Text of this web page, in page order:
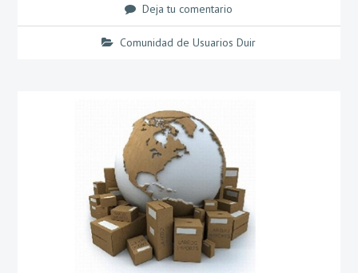
Deja tu comentario
Comunidad de Usuarios Duir